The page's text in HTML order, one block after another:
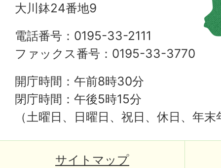
大川鉢24番地9
電話番号：0195-33-2111
ファックス番号：0195-33-3770
開庁時間：午前8時30分
閉庁時間：午後5時15分
（土曜日、日曜日、祝日、休日、年
サイトマップ